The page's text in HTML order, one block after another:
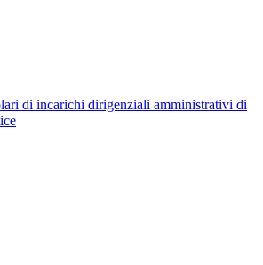
di incarichi dirigenziali amministrativi di